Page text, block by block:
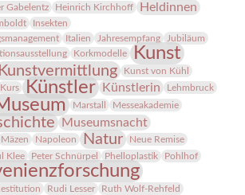
Gabelentz Heinrich Kirchhoff Heldinnen
Insekten
Italien Jahresempfang
Jubiläum
Korkmodelle Kunst
Kunstvermittlung Kunst von Kühl
Kurs Künstler Künstlerin Lehmbruck
Marstall Messeakademie
Museumsnacht
Mäzen Napoleon Natur
Neue Remise
Klee Peter Schnürpel Phelloplastik
Pohlhof
Rudi Lesser Ruth Wolf-Rehfeld